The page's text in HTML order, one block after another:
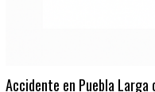
Accidente en Puebla